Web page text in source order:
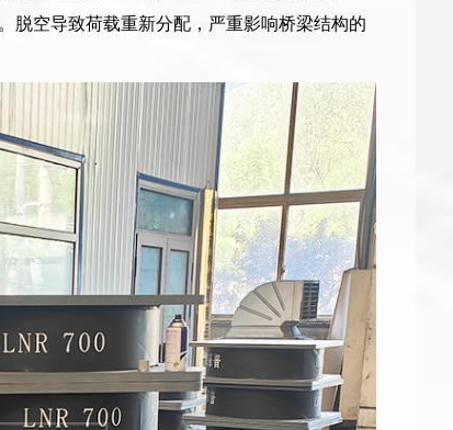
脱空导致荷载重新分配，严重影响桥梁结构的